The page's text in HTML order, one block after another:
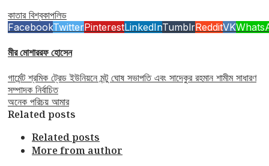
কাতার বিশ্বকাপলিড
FacebookTwitterPinterestLinkedInTumblrRedditVK
মীর মোশাররফ হোসেন
গার্মেন্ট শ্রমিক ট্রেড ইউনিয়নে মন্টু ঘোষ সভাপতি এবং সাদেকুর রহমান শামীম সাধারণ
সম্পাদক নির্বাচিত
অনেক পরিচয় আমার
Related posts
Related posts
More from author